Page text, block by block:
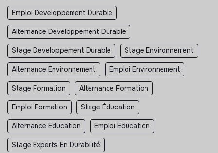
Emploi Developpement Durable
Alternance Developpement Durable
Stage Developpement Durable Stage Environnement
Alternance Environnement Emploi Environnement
Stage Formation Alternance Formation
Emploi Formation Stage Éducation
Alternance Éducation Emploi Éducation
Stage Experts En Durabilité